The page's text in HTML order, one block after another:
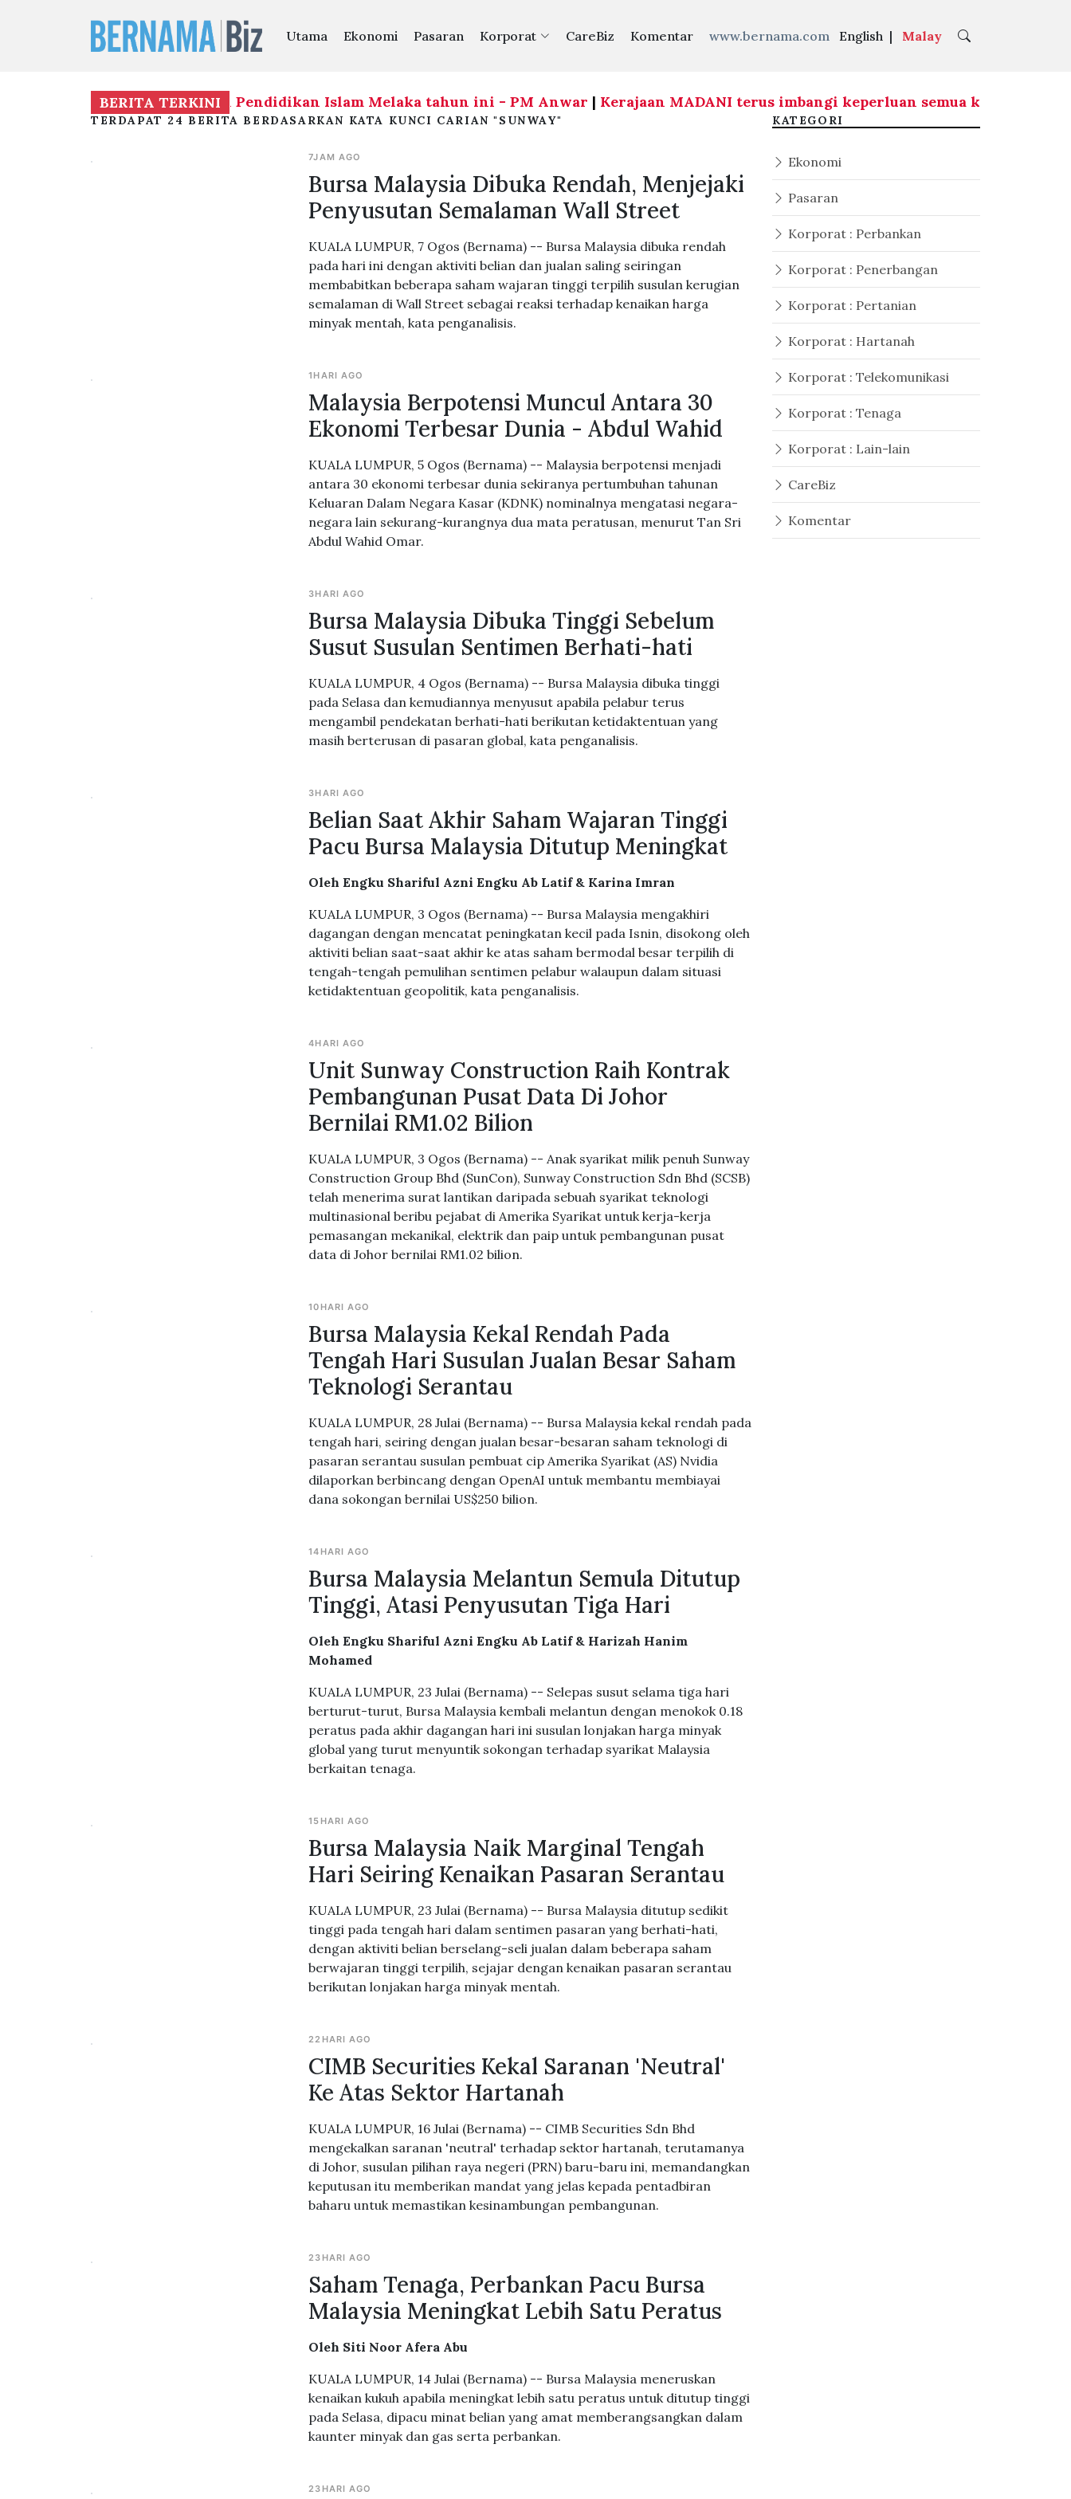
Utama Ekonomi Pasaran Korporat CareBiz Komentar www.bernama.com English | Malay
BERITA TERKINI
penyelenggaraan Institusi Pendidikan Islam Melaka tahun ini - PM Anwar|Kerajaan MADANI terus imbangi keperluan semua kaum dan
TERDAPAT 24 BERITA BERDASARKAN KATA KUNCI CARIAN "SUNWAY"
7JAM AGO
Bursa Malaysia Dibuka Rendah, Menjejaki
Penyusutan Semalaman Wall Street
KUALA LUMPUR, 7 Ogos (Bernama) -- Bursa Malaysia dibuka rendah
pada hari ini dengan aktiviti belian dan jualan saling seiringan
membabitkan beberapa saham wajaran tinggi terpilih susulan kerugian
semalaman di Wall Street sebagai reaksi terhadap kenaikan harga
minyak mentah, kata penganalisis.
1HARI AGO
Malaysia Berpotensi Muncul Antara 30
Ekonomi Terbesar Dunia - Abdul Wahid
KUALA LUMPUR, 5 Ogos (Bernama) -- Malaysia berpotensi menjadi
antara 30 ekonomi terbesar dunia sekiranya pertumbuhan tahunan
Keluaran Dalam Negara Kasar (KDNK) nominalnya mengatasi negara-
negara lain sekurang-kurangnya dua mata peratusan, menurut Tan Sri
Abdul Wahid Omar.
3HARI AGO
Bursa Malaysia Dibuka Tinggi Sebelum
Susut Susulan Sentimen Berhati-hati
KUALA LUMPUR, 4 Ogos (Bernama) -- Bursa Malaysia dibuka tinggi
pada Selasa dan kemudiannya menyusut apabila pelabur terus
mengambil pendekatan berhati-hati berikutan ketidaktentuan yang
masih berterusan di pasaran global, kata penganalisis.
3HARI AGO
Belian Saat Akhir Saham Wajaran Tinggi
Pacu Bursa Malaysia Ditutup Meningkat
Oleh Engku Shariful Azni Engku Ab Latif & Karina Imran
KUALA LUMPUR, 3 Ogos (Bernama) -- Bursa Malaysia mengakhiri
dagangan dengan mencatat peningkatan kecil pada Isnin, disokong oleh
aktiviti belian saat-saat akhir ke atas saham bermodal besar terpilih di
tengah-tengah pemulihan sentimen pelabur walaupun dalam situasi
ketidaktentuan geopolitik, kata penganalisis.
4HARI AGO
Unit Sunway Construction Raih Kontrak
Pembangunan Pusat Data Di Johor
Bernilai RM1.02 Bilion
KUALA LUMPUR, 3 Ogos (Bernama) -- Anak syarikat milik penuh Sunway
Construction Group Bhd (SunCon), Sunway Construction Sdn Bhd (SCSB)
telah menerima surat lantikan daripada sebuah syarikat teknologi
multinasional beribu pejabat di Amerika Syarikat untuk kerja-kerja
pemasangan mekanikal, elektrik dan paip untuk pembangunan pusat
data di Johor bernilai RM1.02 bilion.
10HARI AGO
Bursa Malaysia Kekal Rendah Pada
Tengah Hari Susulan Jualan Besar Saham
Teknologi Serantau
KUALA LUMPUR, 28 Julai (Bernama) -- Bursa Malaysia kekal rendah pada
tengah hari, seiring dengan jualan besar-besaran saham teknologi di
pasaran serantau susulan pembuat cip Amerika Syarikat (AS) Nvidia
dilaporkan berbincang dengan OpenAI untuk membantu membiayai
dana sokongan bernilai US$250 bilion.
14HARI AGO
Bursa Malaysia Melantun Semula Ditutup
Tinggi, Atasi Penyusutan Tiga Hari
Oleh Engku Shariful Azni Engku Ab Latif & Harizah Hanim
Mohamed
KUALA LUMPUR, 23 Julai (Bernama) -- Selepas susut selama tiga hari
berturut-turut, Bursa Malaysia kembali melantun dengan menokok 0.18
peratus pada akhir dagangan hari ini susulan lonjakan harga minyak
global yang turut menyuntik sokongan terhadap syarikat Malaysia
berkaitan tenaga.
15HARI AGO
Bursa Malaysia Naik Marginal Tengah
Hari Seiring Kenaikan Pasaran Serantau
KUALA LUMPUR, 23 Julai (Bernama) -- Bursa Malaysia ditutup sedikit
tinggi pada tengah hari dalam sentimen pasaran yang berhati-hati,
dengan aktiviti belian berselang-seli jualan dalam beberapa saham
berwajaran tinggi terpilih, sejajar dengan kenaikan pasaran serantau
berikutan lonjakan harga minyak mentah.
22HARI AGO
CIMB Securities Kekal Saranan 'Neutral'
Ke Atas Sektor Hartanah
KUALA LUMPUR, 16 Julai (Bernama) -- CIMB Securities Sdn Bhd
mengekalkan saranan 'neutral' terhadap sektor hartanah, terutamanya
di Johor, susulan pilihan raya negeri (PRN) baru-baru ini, memandangkan
keputusan itu memberikan mandat yang jelas kepada pentadbiran
baharu untuk memastikan kesinambungan pembangunan.
23HARI AGO
Saham Tenaga, Perbankan Pacu Bursa
Malaysia Meningkat Lebih Satu Peratus
Oleh Siti Noor Afera Abu
KUALA LUMPUR, 14 Julai (Bernama) -- Bursa Malaysia meneruskan
kenaikan kukuh apabila meningkat lebih satu peratus untuk ditutup tinggi
pada Selasa, dipacu minat belian yang amat memberangsangkan dalam
kaunter minyak dan gas serta perbankan.
23HARI AGO
KATEGORI
Ekonomi
Pasaran
Korporat : Perbankan
Korporat : Penerbangan
Korporat : Pertanian
Korporat : Hartanah
Korporat : Telekomunikasi
Korporat : Tenaga
Korporat : Lain-lain
CareBiz
Komentar